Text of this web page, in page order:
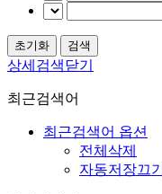
상세검색닫기
최근검색어
최근검색어 옵션
전체삭제
자동저장끄기